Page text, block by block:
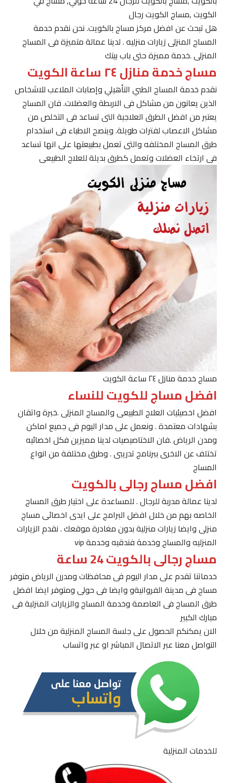
الكويت ,مساج الكويت رجال
هل تبحث عن افضل مركز مساج بالكويت. نحن نقدم خدمة
المساج المنزلى زيارات منزليه . لدينا عمالة متميزة فى المساج
المنزلى .خدمة مميزة حتى باب بيتك
مساج خدمة منازل ٢٤ ساعة الكويت
نقدم خدمة المساج الطبي التأهيلي وإصابات الملاعب للاشخاص
الذين يعانون من مشاكل فى الاربطة والعضلات. فان المساج
يعتبر من افضل الطرق العلاجية التى تساعد فى التخلص من
مشاكل الاعصاب لفترات طويلة. وينصح الاطباء فى استخدام
طرق المساج المختلفه والتى تعمل بطبيعتها على انها تساعد
فى ارتخاء العضلات وتعمل كطرق بديلة للعلاج الطبيعى
مساج خدمة منازل ٢٤ ساعة الكويت
افضل مساج للكويت للنساء
افضل اخصيئيات العلاج الطبيعى والمساج المنزلى .خبرة واتقان
بشهادات معتمدة . ونعمل على مدار اليوم فى جميع اماكن
ومدن الرياض .فان الاختاصيصيات لدينا مميزين فكل اخصائيه
تختلف عن الاخرى ببرنامج تدريبى . وطرق مختلفة من انواع
المساج
افضل مساج رجالى بالكويت
لدينا عمالة مدربة للرجال . للمساعدة على اختيار طرق المساج
الخاصه بهم من خلال افضل البرامج على ايدى اخصائى مساج
منزلى وايضا زيارات منزلية بدون مغادرة موقعك . نقدم الزيارات
المنزليه والمساج وخدمة فندقيه وخدمة vip
مساج رجالى بالكويت 24 ساعة
خدماتنا تقدم على مدار اليوم فى محافظات ومدرن الرياض متوفر
مساج فى مدينة الفروانيةو وايضا فى حولى ومتوفر ايضا افضل
طرق المساج فى العاصمة وخدمة المساج والزيارات المنزلية فى
مبارك الكبير
الان يمكنكم الحصول على جلسة المساج المنزلية من خلال
التواصل معنا عبر الاتصال المباشر او عبر واتساب
للخدمات المنزلية